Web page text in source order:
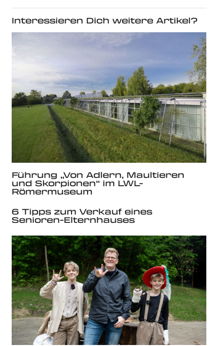
Interessieren Dich weitere Artikel?
Führung „Von Adlern, Maultieren
und Skorpionen“ im LWL-
Römermuseum
6 Tipps zum Verkauf eines
Senioren-Elternhauses